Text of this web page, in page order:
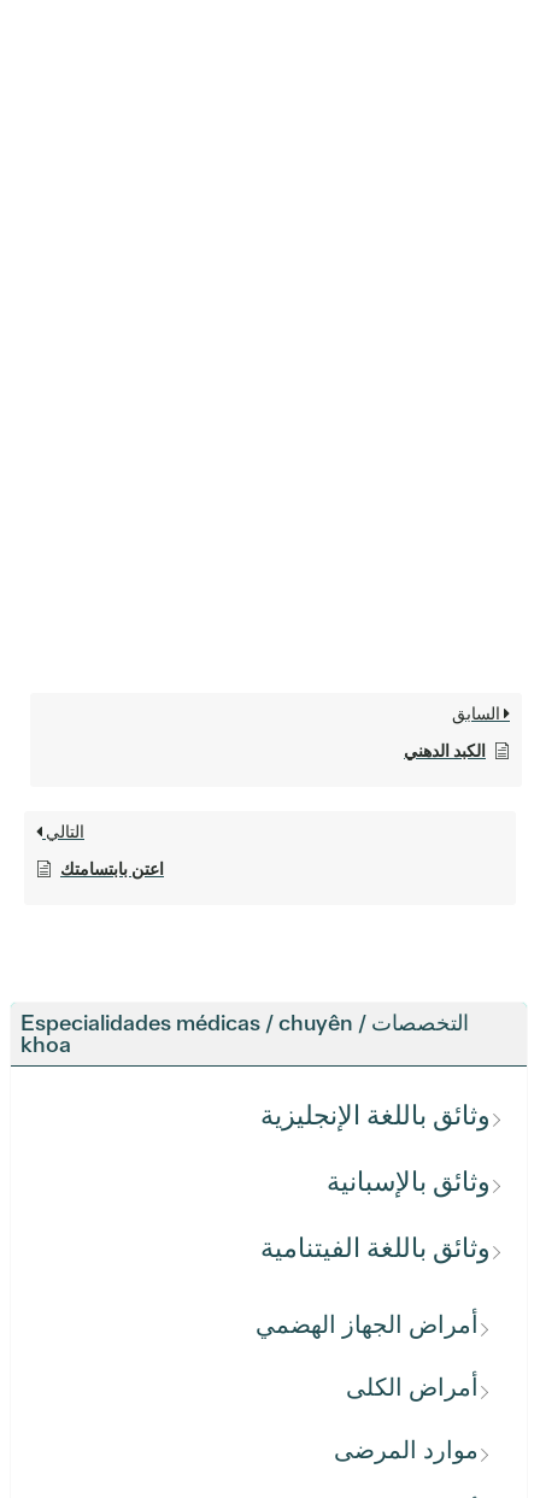
التخصصات / Especialidades médicas / chuyên
khoa
وثائق باللغة الإنجليزية
وثائق بالإسبانية
وثائق باللغة الفيتنامية
أمراض الجهاز الهضمي
أمراض الكلى
موارد المرضى
السابق
الكبد الدهني
التالي
اعتن بابتسامتك